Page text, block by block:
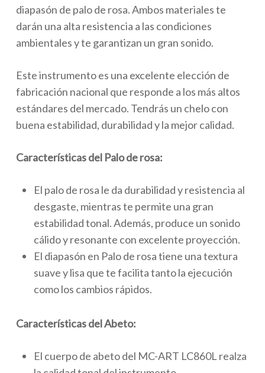
diapasón de palo de rosa. Ambos materiales te
darán una alta resistencia a las condiciones
ambientales y te garantizan un gran sonido.
Este instrumento es una excelente elección de
fabricación nacional que responde a los más altos
estándares del mercado. Tendrás un chelo con
buena estabilidad, durabilidad y la mejor calidad.
Características del Palo de rosa:
El palo de rosa le da durabilidad y resistencia al
desgaste, mientras te permite una gran
estabilidad tonal. Además, produce un sonido
cálido y resonante con excelente proyección.
El diapasón en Palo de rosa tiene una textura
suave y lisa que te facilita tanto la ejecución
como los cambios rápidos.
Características del Abeto:
El cuerpo de abeto del MC-ART LC860L realza